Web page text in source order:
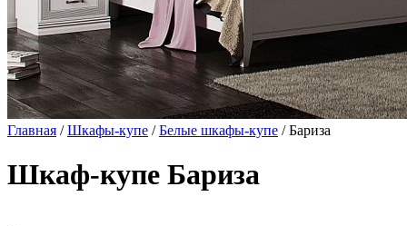
Главная /Шкафы-купе /Белые шкафы-купе / Бариза
Шкаф-купе Бариза